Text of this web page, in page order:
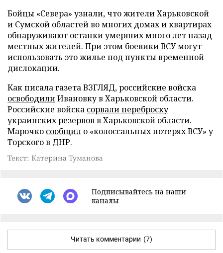
Бойцы «Севера» узнали, что жители Харьковской
и Сумской областей во многих домах и квартирах
обнаруживают останки умерших много лет назад
местных жителей. При этом боевики ВСУ могут
использовать это жилье под пункты временной
дислокации.
Как писала газета ВЗГЛЯД, российские войска
освободилиИвановку в Харьковской области.
Российские войска сорвали переброску
украинских резервов в Харьковской области.
Марочко сообщил о «колоссальных потерях ВСУ» у
Торского в ДНР.
Текст: Катерина Туманова
Подписывайтесь на наши
каналы
Читать комментарии (7)